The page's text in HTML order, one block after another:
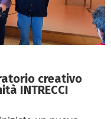
creativo
INTRECCI